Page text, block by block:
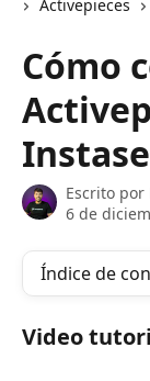
Activepieces
Cómo
Escrito por
6 de
Índice de
Video